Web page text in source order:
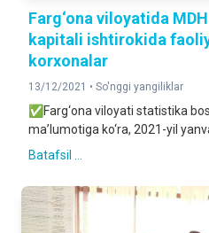
Farg‘ona viloyatida
kapitali ishtirokida
korxonalar
13/12/2021 • So'nggi yangiliklar
✅Farg‘ona viloyati statistika
ma’lumotiga ko‘ra, 2021-yil
Batafsil ...